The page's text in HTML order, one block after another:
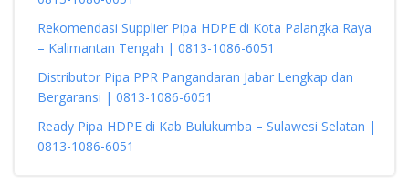
Rekomendasi Supplier Pipa HDPE di Kota Palangka Raya
– Kalimantan Tengah | 0813-1086-6051
Distributor Pipa PPR Pangandaran Jabar Lengkap dan
Bergaransi | 0813-1086-6051
Ready Pipa HDPE di Kab Bulukumba – Sulawesi Selatan |
0813-1086-6051